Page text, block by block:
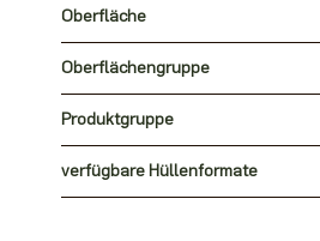
Oberfläche
Oberflächengruppe
Produktgruppe
verfügbare Hüllenformate